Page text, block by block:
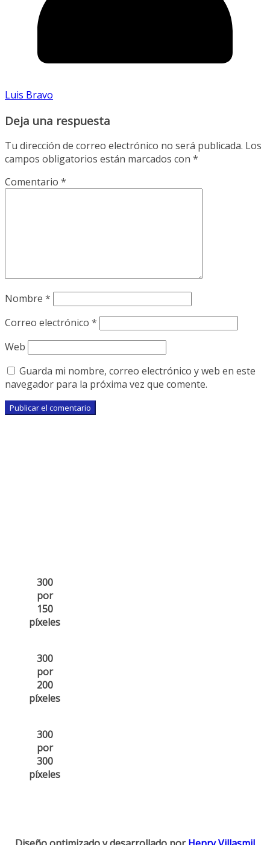
Luis Bravo
Deja una respuesta
Tu dirección de correo electrónico no será publicada. Los
campos obligatorios están marcados con *
Comentario *
Nombre *
Correo electrónico *
Web
Guarda mi nombre, correo electrónico y web en este
navegador para la próxima vez que comente.
300
por
150
píxeles
300
por
200
píxeles
300
por
300
píxeles